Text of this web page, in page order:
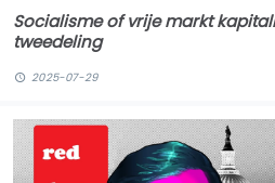
Socialisme of vrije markt
tweedeling
2025-07-29